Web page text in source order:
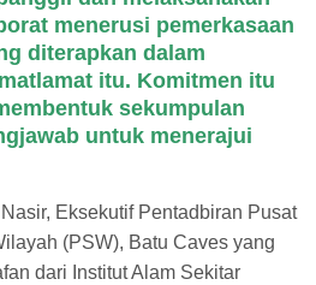
menerusi pemerkasaan
diterapkan dalam
itu. Komitmen itu
sekumpulan
untuk menerajui
Eksekutif Pentadbiran Pusat
(PSW), Batu Caves yang
dari Institut Alam Sekitar